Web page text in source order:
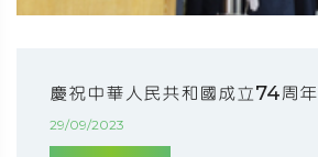
慶祝中華人民共和國成立74周年
29/09/2023